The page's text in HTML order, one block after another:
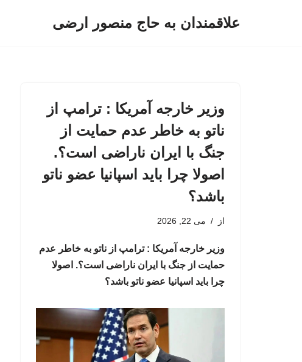
علاقمندان به حاج منصور ارضی
وزیر خارجه آمریکا : ترامپ از
ناتو به خاطر عدم حمایت از
جنگ با ایران ناراضی است؟.
اصولا چرا باید اسپانیا عضو ناتو
باشد؟
از می 22, 2026
وزیر خارجه آمریکا : ترامپ از ناتو به خاطر عدم
حمایت از جنگ با ایران ناراضی است؟. اصولا
چرا باید اسپانیا عضو ناتو باشد؟